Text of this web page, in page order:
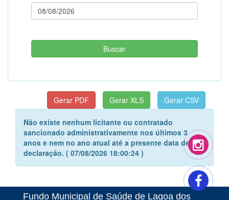
Não existe nenhum licitante ou contratado
sancionado administrativamente nos últimos 3
anos e nem no ano atual até a presente data desta
declaração. ( 07/08/2026 18:00:24 )
Fundo Municipal de Saúde de Lagoa dos